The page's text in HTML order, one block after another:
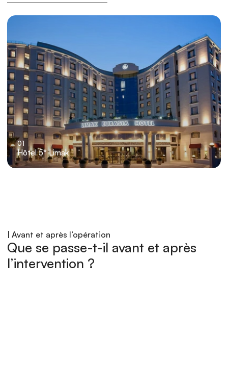
01
Hôtel 5* Limak
| Avant et après l’opération
Que se passe-t-il avant et après
l’intervention ?